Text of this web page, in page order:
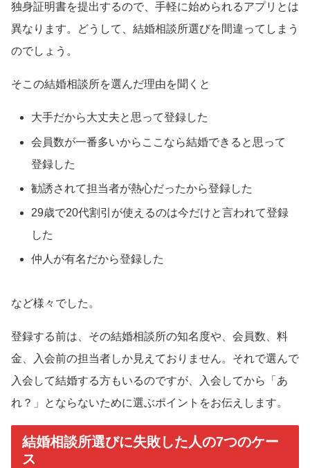
独身証明書を提出するので、手軽に始められるアプリとは
異なります。どうして、結婚相談所選びを間違ってしまう
のでしょう。
そこの結婚相談所を選んだ理由を聞くと
大手だから大丈夫と思って登録した
会員数が一番多いからここなら結婚できると思って
登録した
勧誘されて担当者が熱心だったから登録した
29歳で20代割引が使えるのは今だけと言われて登録
した
仲人が有名だから登録した
など様々でした。
登録する前は、その結婚相談所の知名度や、会員数、料
金、入会前の担当者しか見えておりません。それで選んで
入会して結婚する方もいるのですが、入会してから「あ
れ？」とならないために選ぶポイントをお伝えします。
結婚相談所選びに失敗した人の7つのケー
ス